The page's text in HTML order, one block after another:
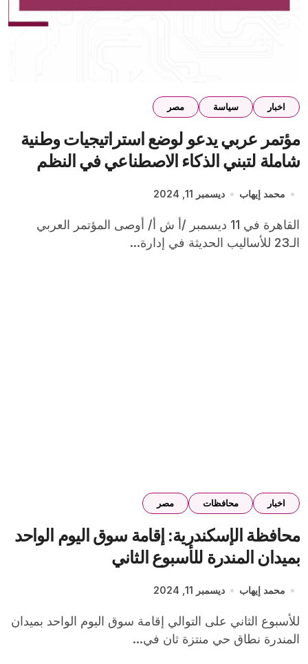
اخبار سياسة مصر
مؤتمر عربي يدعو لوضع استراتيجيات وطنية
شاملة لتبني الذكاء الاصطناعي في النظم
محمد إيهاب ديسمبر 11, 2024
القاهرة في 11 ديسمبر /أ ش أ/ أوصى المؤتمر العربي
الـ23 للأساليب الحديثة في إدارة...
اخبار محافظات مصر
محافظة الإسكندرية: إقامة سوق اليوم الواحد
بميدان المندرة للأسبوع الثاني
محمد إيهاب ديسمبر 11, 2024
للأسبوع الثاني على التوالي إقامة سوق اليوم الواحد بميدان
المندرة نطاق حي منتزة ثان في...